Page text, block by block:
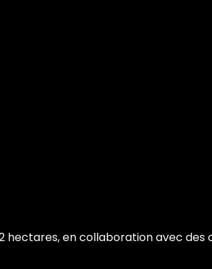
hectares, en collaboration avec des